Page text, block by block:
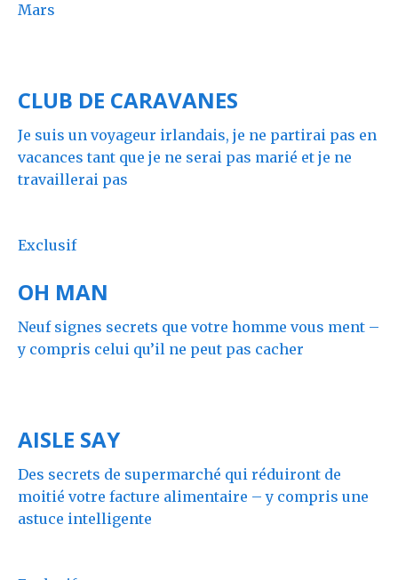
Mars
CLUB DE CARAVANES
Je suis un voyageur irlandais, je ne partirai pas en
vacances tant que je ne serai pas marié et je ne
travaillerai pas
Exclusif
OH MAN
Neuf signes secrets que votre homme vous ment –
y compris celui qu’il ne peut pas cacher
AISLE SAY
Des secrets de supermarché qui réduiront de
moitié votre facture alimentaire – y compris une
astuce intelligente